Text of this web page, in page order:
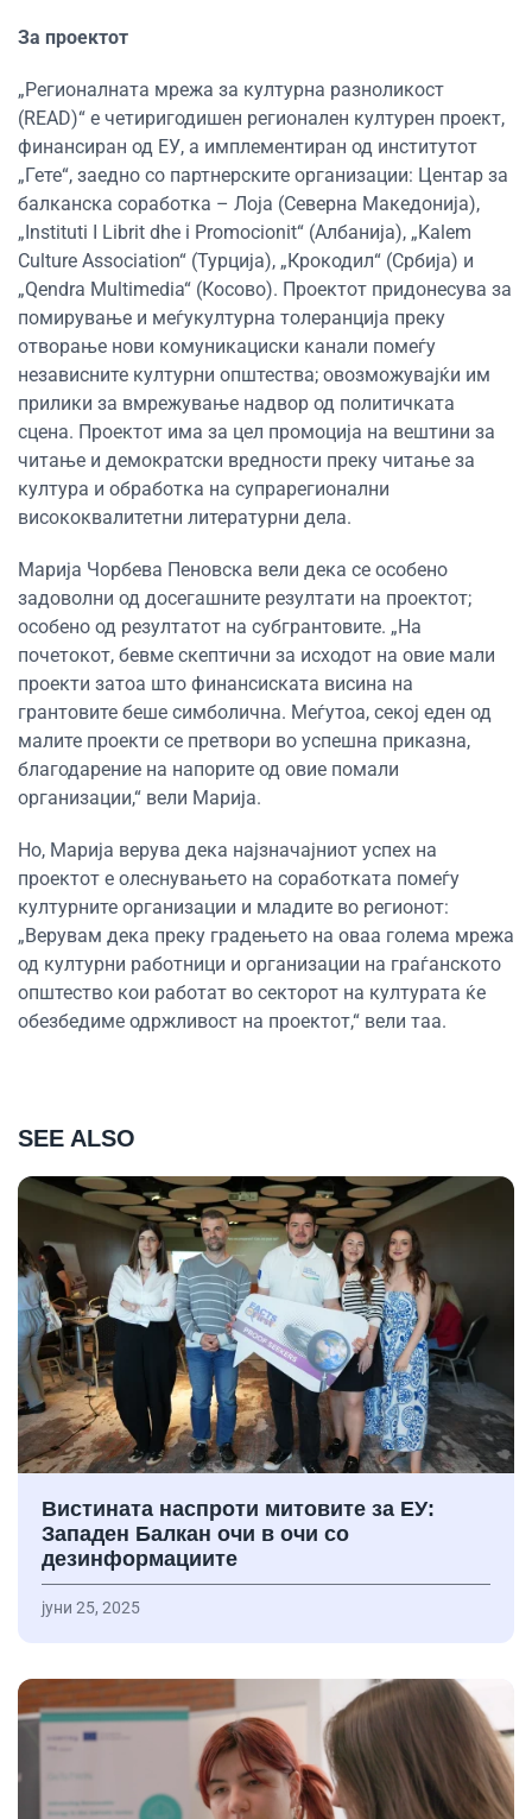
За проектот
„Регионалната мрежа за културна разноликост
(READ)“ е четиригодишен регионален културен проект,
финансиран од ЕУ, а имплементиран од институтот
„Гете“, заедно со партнерските организации: Центар за
балканска соработка – Лоја (Северна Македонија),
„Instituti I Librit dhe i Promocionit“ (Албанија), „Kalem
Culture Association“ (Турција), „Крокодил“ (Србија) и
„Qendra Multimedia“ (Косово). Проектот придонесува за
помирување и меѓукултурна толеранција преку
отворање нови комуникациски канали помеѓу
независните културни општества; овозможувајќи им
прилики за вмрежување надвор од политичката
сцена. Проектот има за цел промоција на вештини за
читање и демократски вредности преку читање за
култура и обработка на супрарегионални
висококвалитетни литературни дела.
Марија Чорбева Пеновска вели дека се особено
задоволни од досегашните резултати на проектот;
особено од резултатот на субгрантовите. „На
почетокот, бевме скептични за исходот на овие мали
проекти затоа што финансиската висина на
грантовите беше симболична. Меѓутоа, секој еден од
малите проекти се претвори во успешна приказна,
благодарение на напорите од овие помали
организации,“ вели Марија.
Но, Марија верува дека најзначајниот успех на
проектот е олеснувањето на соработката помеѓу
културните организации и младите во регионот:
„Верувам дека преку градењето на оваа голема мрежа
од културни работници и организации на граѓанското
општество кои работат во секторот на културата ќе
обезбедиме одржливост на проектот,“ вели таа.
SEE ALSO
Вистината наспроти митовите за ЕУ:
Западен Балкан очи в очи со
дезинформациите
јуни 25, 2025